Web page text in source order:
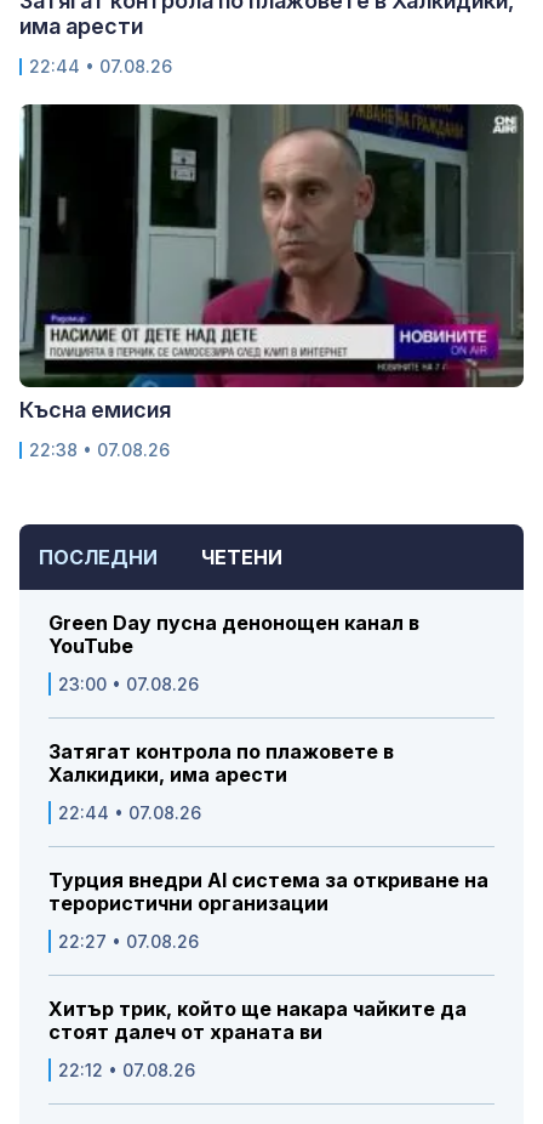
ПОСЛЕДНИ ЧЕТЕНИ
Green Day пусна денонощен канал в
YouTube
23:00 • 07.08.26
Затягат контрола по плажовете в
Халкидики, има арести
22:44 • 07.08.26
Турция внедри AI система за откриване на
терористични организации
22:27 • 07.08.26
Хитър трик, който ще накара чайките да
стоят далеч от храната ви
22:12 • 07.08.26
има арести
22:44 • 07.08.26
Късна емисия
22:38 • 07.08.26